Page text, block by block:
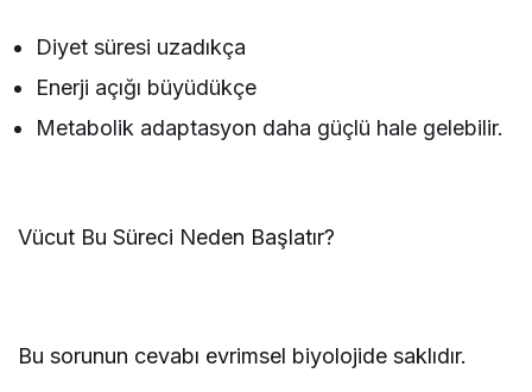
Diyet süresi uzadıkça
Enerji açığı büyüdükçe
Metabolik adaptasyon daha güçlü hale gelebilir.
Vücut Bu Süreci Neden Başlatır?
Bu sorunun cevabı evrimsel biyolojide saklıdır.